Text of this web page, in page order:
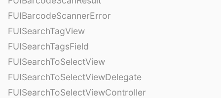
FUIBarcodeScannerError
FUISearchTagView
FUISearchTagsField
FUISearchToSelectView
FUISearchToSelectViewDelegate
FUISearchToSelectViewController